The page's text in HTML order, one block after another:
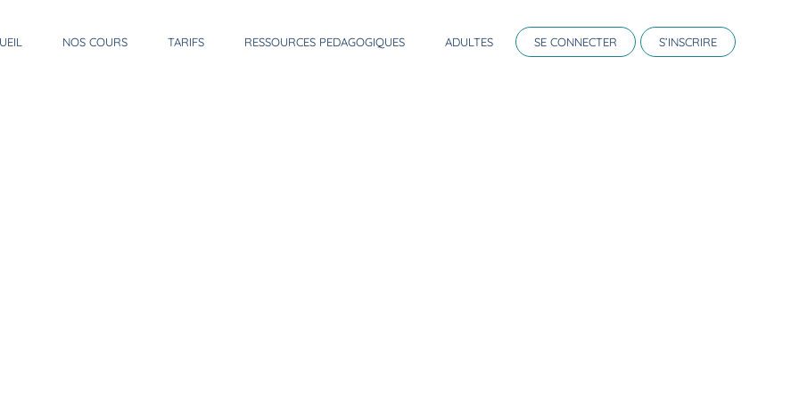
NOS COURS TARIFS RESSOURCES PEDAGOGIQUES ADULTES SE CONNECTER S’INSCRIRE